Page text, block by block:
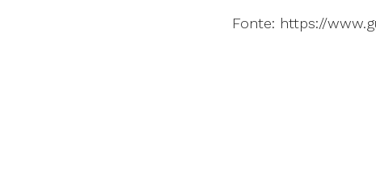
Fonte: https://